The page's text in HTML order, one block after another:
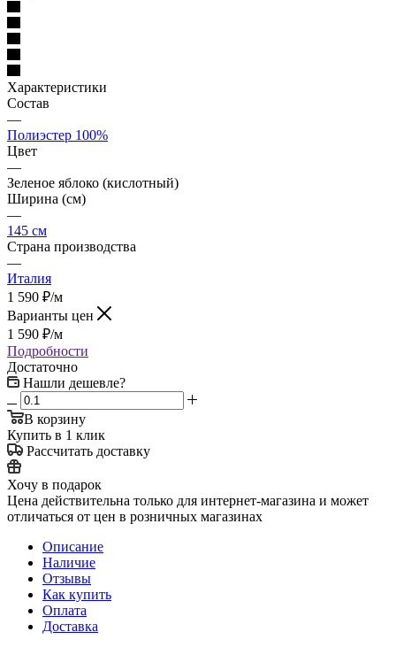
Характеристики
Состав
—
Полиэстер 100%
Цвет
—
Зеленое яблоко (кислотный)
Ширина (см)
—
145 см
Страна производства
—
Италия
1 590 ₽/м
Варианты цен
1 590 ₽/м
Подробности
Достаточно
Нашли дешевле?
В корзину
Купить в 1 клик
Рассчитать доставку
Хочу в подарок
Цена действительна только для интернет-магазина и может
отличаться от цен в розничных магазинах
Описание
Наличие
Отзывы
Как купить
Оплата
Доставка